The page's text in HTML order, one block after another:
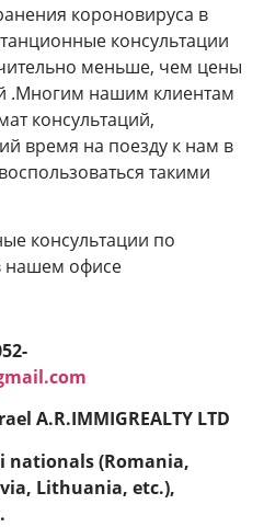
короновируса в
консультации
меньше, чем цены
.Многим нашим клиентам
консультаций,
время на поезду к нам в
такими
консультации по
нашем офисе
A.R.IMMIGREALTY LTD
nationals (Romania,
Lithuania, etc.),